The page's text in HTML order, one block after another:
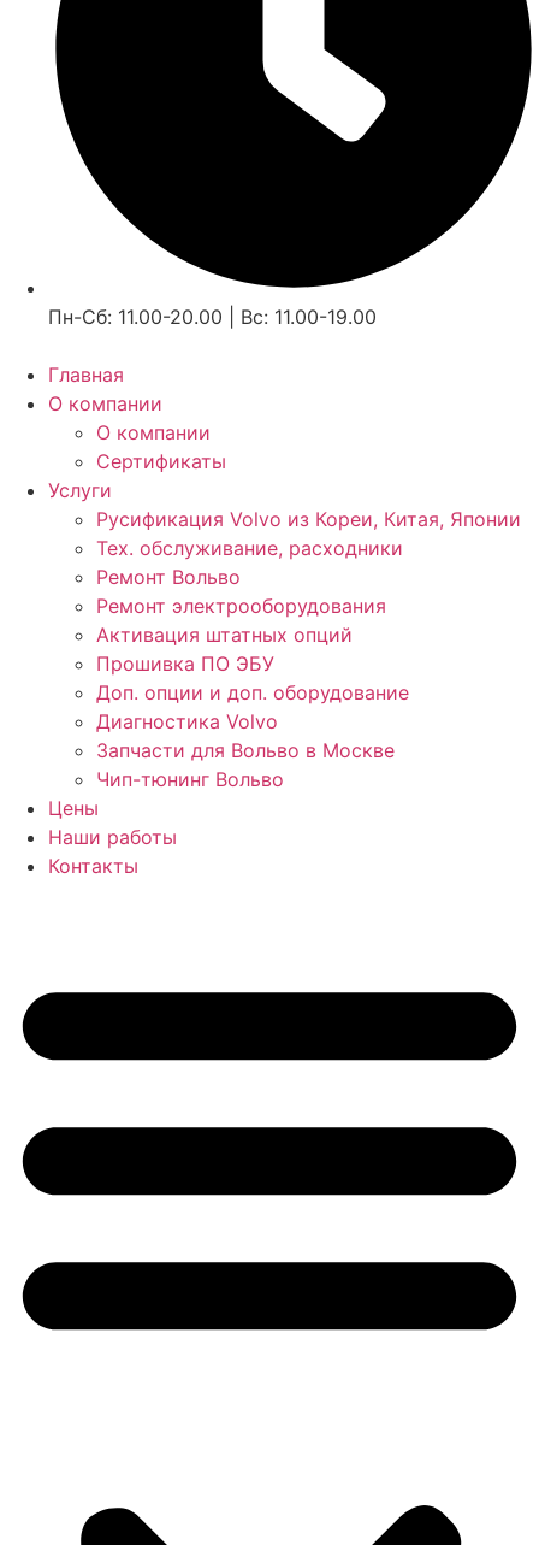
Пн-Сб: 11.00-20.00 | Вс: 11.00-19.00
Главная
О компании
О компании
Сертификаты
Услуги
Русификация Volvo из Кореи, Китая, Японии
Тех. обслуживание, расходники
Ремонт Вольво
Ремонт электрооборудования
Активация штатных опций
Прошивка ПО ЭБУ
Доп. опции и доп. оборудование
Диагностика Volvo
Запчасти для Вольво в Москве
Чип-тюнинг Вольво
Цены
Наши работы
Контакты